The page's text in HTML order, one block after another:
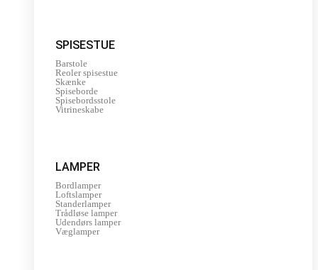
SPISESTUE
Barstole
Reoler spisestue
Skænke
Spiseborde
Spisebordsstole
Vitrineskabe
LAMPER
Bordlamper
Loftslamper
Standerlamper
Trådløse lamper
Udendørs lamper
Væglamper